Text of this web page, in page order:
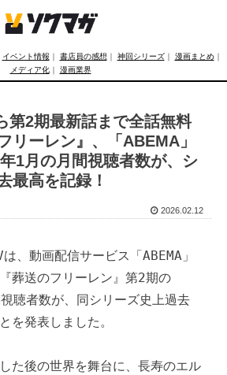
イベント情報 ｜ 書店員の感想 ｜ 神回シリーズ｜ 漫画まとめ｜
メディア化｜ 漫画業界
第2期最新話まで全話無料
リーレン』、「ABEMA」
1月の月間視聴者数が、シ
最高を記録！
2026.02.12
、動画配信サービス「ABEMA」
葬送のフリーレン』第2期の
聴者数が、同シリーズ史上過去
を発表しました。
た後の世界を舞台に、長寿のエル